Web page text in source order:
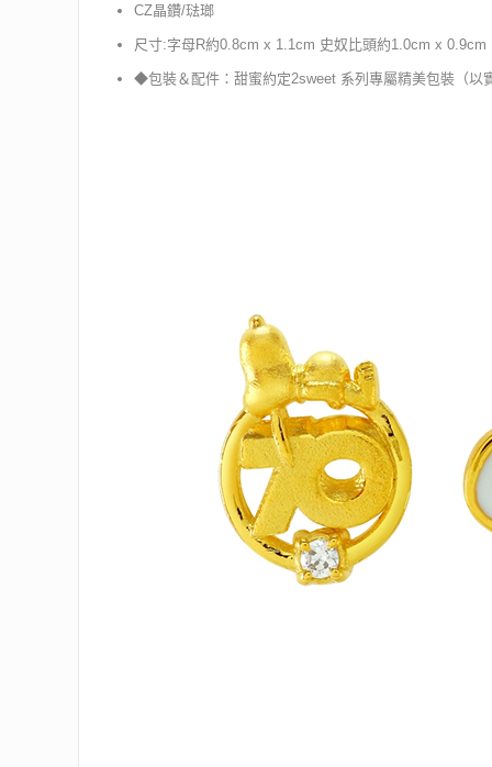
CZ晶鑽/琺瑯
尺寸:字母R約0.8cm x 1.1cm 史奴比頭約1.0cm x 0.9cm
◆包裝＆配件：甜蜜約定2sweet 系列專屬精美包裝（以